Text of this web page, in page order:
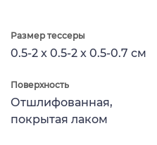
Размер тессеры
0.5-2 x 0.5-2 x 0.5-0.7 см
Поверхность
Отшлифованная,
покрытая лаком